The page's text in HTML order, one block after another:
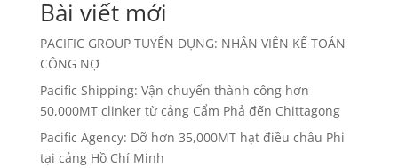
Bài viết mới
PACIFIC GROUP TUYỂN DỤNG: NHÂN VIÊN KẾ TOÁN
CÔNG NỢ
Pacific Shipping: Vận chuyển thành công hơn
50,000MT clinker từ cảng Cẩm Phả đến Chittagong
Pacific Agency: Dỡ hơn 35,000MT hạt điều châu Phi
tại cảng Hồ Chí Minh